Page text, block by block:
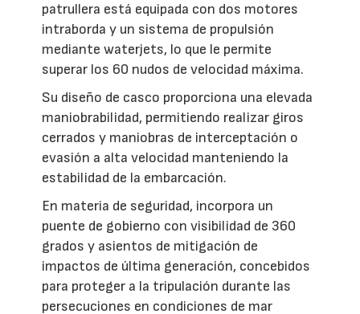
patrullera está equipada con dos motores
intraborda y un sistema de propulsión
mediante waterjets, lo que le permite
superar los 60 nudos de velocidad máxima.
Su diseño de casco proporciona una elevada
maniobrabilidad, permitiendo realizar giros
cerrados y maniobras de interceptación o
evasión a alta velocidad manteniendo la
estabilidad de la embarcación.
En materia de seguridad, incorpora un
puente de gobierno con visibilidad de 360
grados y asientos de mitigación de
impactos de última generación, concebidos
para proteger a la tripulación durante las
persecuciones en condiciones de mar